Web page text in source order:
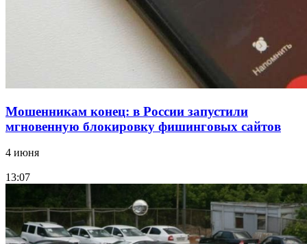
Мошенникам конец: в России запустили
мгновенную блокировку фишинговых сайтов
4 июня
13:07